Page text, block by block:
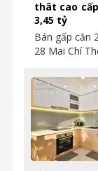
thât cao
3,45 tỷ
Bán gấp căn
28 Mai Chí